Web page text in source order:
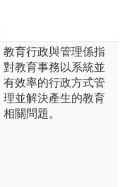
教育行政與管理係指
對教育事務以系統並
有效率的行政方式管
理並解決產生的教育
相關問題。